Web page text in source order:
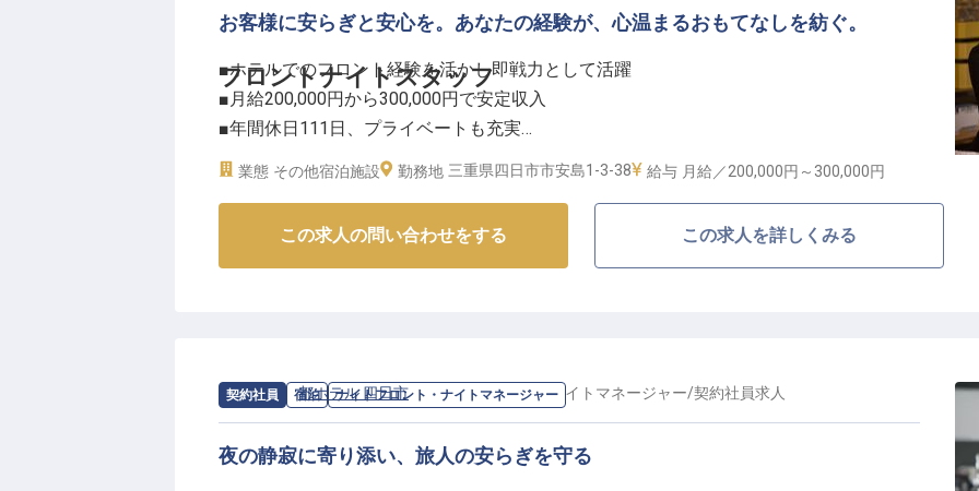
フロントナイトスタッフ
お客様に安らぎと安心を。あなたの経験が、心温まるおもてなしを紡ぐ。
■ホテルでのフロント経験を活かし即戦力として活躍
■月給200,000円から300,000円で安定収入
■年間休日111日、プライベートも充実
■駅チカ徒歩3分、通勤に便利な好立地
お客様が安心して夜を過ごせるよう、温かい笑顔と細やかな気配りでサポートするお仕事
です。
ーー【経験を活かし、キャリアを築く】
これまでのホテルフロント経験を存分に活かせる環境です。
業態 その他宿泊施設 勤務地 三重県四日市市安島1-3-38 給与 月給／200,000円～ 300,000円
この求人の問い合わせをする この求人を詳しくみる
契約社員 宿泊 ナイトフロント・ナイトマネージャー
求人情報：都ホテル 四日市の ナイトフロント・ナイトマネージャー/契約社員求人
夜の静寂に寄り添い、旅人の安らぎを守る